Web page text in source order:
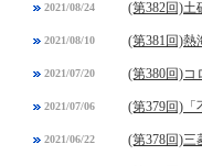
2021/08/24 (第382回)土
2021/08/10 (第381回)熱
2021/07/20 (第380回)
2021/07/06 (第379回)「
2021/06/22 (第378回)